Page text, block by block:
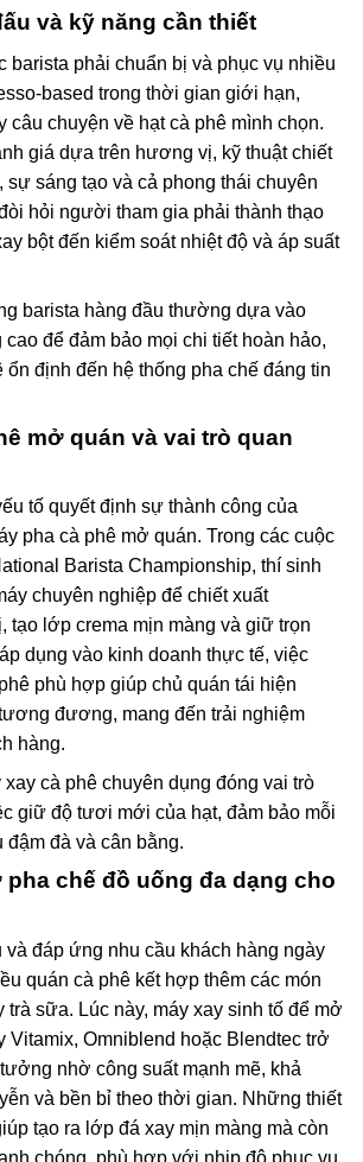
và kỹ năng cần thiết
barista phải chuẩn bị và phục vụ nhiều
based trong thời gian giới hạn,
câu chuyện về hạt cà phê mình chọn.
giá dựa trên hương vị, kỹ thuật chiết
sự sáng tạo và cả phong thái chuyên
hỏi người tham gia phải thành thạo
bột đến kiểm soát nhiệt độ và áp suất
barista hàng đầu thường dựa vào
để đảm bảo mọi chi tiết hoàn hảo,
ổn định đến hệ thống pha chế đáng tin
mở quán và vai trò quan
tố quyết định sự thành công của
pha cà phê mở quán. Trong các cuộc
Barista Championship, thí sinh
chuyên nghiệp để chiết xuất
tạo lớp crema mịn màng và giữ trọn
dụng vào kinh doanh thực tế, việc
phù hợp giúp chủ quán tái hiện
đương, mang đến trải nghiệm
hàng.
xay cà phê chuyên dụng đóng vai trò
giữ độ tươi mới của hạt, đảm bảo mỗi
đậm đà và cân bằng.
chế đồ uống đa dạng cho
đáp ứng nhu cầu khách hàng ngày
quán cà phê kết hợp thêm các món
trà sữa. Lúc này, máy xay sinh tố để mở
Vitamix, Omniblend hoặc Blendtec trở
nhờ công suất mạnh mẽ, khả
và bền bỉ theo thời gian. Những thiết
tạo ra lớp đá xay mịn màng mà còn
chóng, phù hợp với nhịp độ phục vụ